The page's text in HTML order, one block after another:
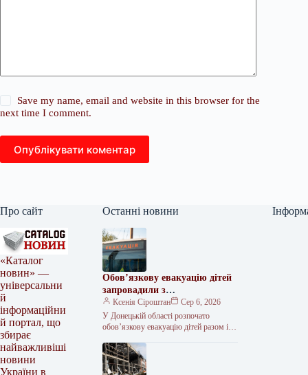
Save my name, email and website in this browser for the
next time I comment.
Опублікувати коментар
Про сайт
«Каталог
новин» —
універсальни
й
інформаційни
й портал, що
збирає
найважливіші
новини
України в
Останні новини
Обов’язкову евакуацію дітей
запровадили з
найнебезпечніших зон
Краматорська та двох сусідніх
селищ.
Ксенія Сіроштан
Сер 6, 2026
У Донецькій області розпочато
обов’язкову евакуацію дітей разом із
Красноторка та Біленьке, а також
найбільш вразливих…